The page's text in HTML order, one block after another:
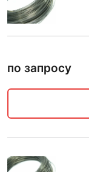
по запросу